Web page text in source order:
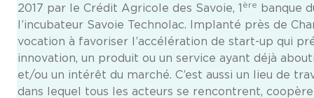
2017 par le Crédit Agricole des Savoie, 1 ère
banque
l’incubateur Savoie Technolac. Implanté près de
vocation à favoriser l’accélération de start-up qui
innovation, un produit ou un service ayant déjà
et/ou un intérêt du marché. C’est aussi un lieu de
dans lequel tous les acteurs se rencontrent,